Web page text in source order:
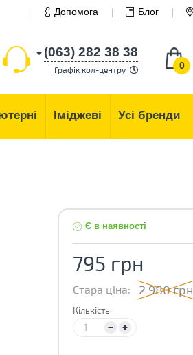
Допомога Блог
0
(063) 282 38 38
Графік кол-центру
Іміджеві Усі бренди
Є в наявності
795 грн
Стара ціна: 2 980 грн
Кількість: